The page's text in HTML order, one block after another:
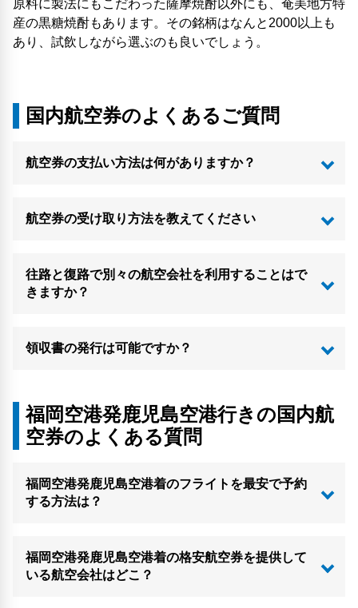
原料に製法にもこだわった薩摩焼酎以外にも、奄美地方特
産の黒糖焼酎もあります。その銘柄はなんと2000以上も
あり、試飲しながら選ぶのも良いでしょう。
国内航空券のよくあるご質問
航空券の支払い方法は何がありますか？
航空券の受け取り方法を教えてください
往路と復路で別々の航空会社を利用することはで
きますか？
領収書の発行は可能ですか？
福岡空港発鹿児島空港行きの国内航
空券のよくある質問
福岡空港発鹿児島空港着のフライトを最安で予約
する方法は？
福岡空港発鹿児島空港着の格安航空券を提供して
いる航空会社はどこ？